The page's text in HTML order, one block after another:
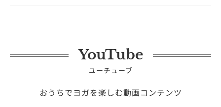
YouTube
ユーチューブ
おうちでヨガを楽しむ動画コンテンツ